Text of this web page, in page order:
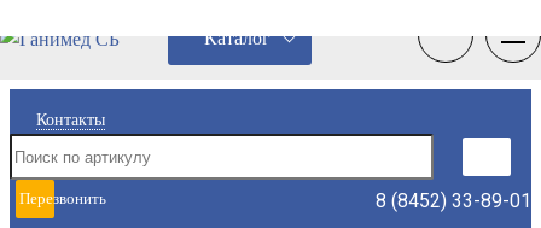
Контакты
Перезвонить 8 (8452) 33-89-01
Каталог